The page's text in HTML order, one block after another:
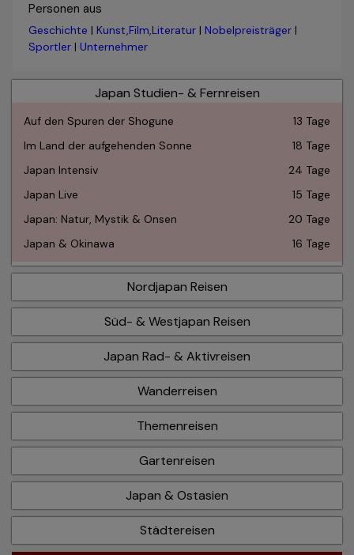
Personen aus
Geschichte | Kunst,Film,Literatur | Nobelpreisträger |
Sportler | Unternehmer
Japan Studien- & Fernreisen
Auf den Spuren der Shogune
13 Tage
Im Land der aufgehenden Sonne
18 Tage
Japan Intensiv
24 Tage
Japan Live
15 Tage
Japan: Natur, Mystik & Onsen
20 Tage
Japan & Okinawa
16 Tage
Nordjapan Reisen
Süd- & Westjapan Reisen
Japan Rad- & Aktivreisen
Wanderreisen
Themenreisen
Gartenreisen
Japan & Ostasien
Städtereisen